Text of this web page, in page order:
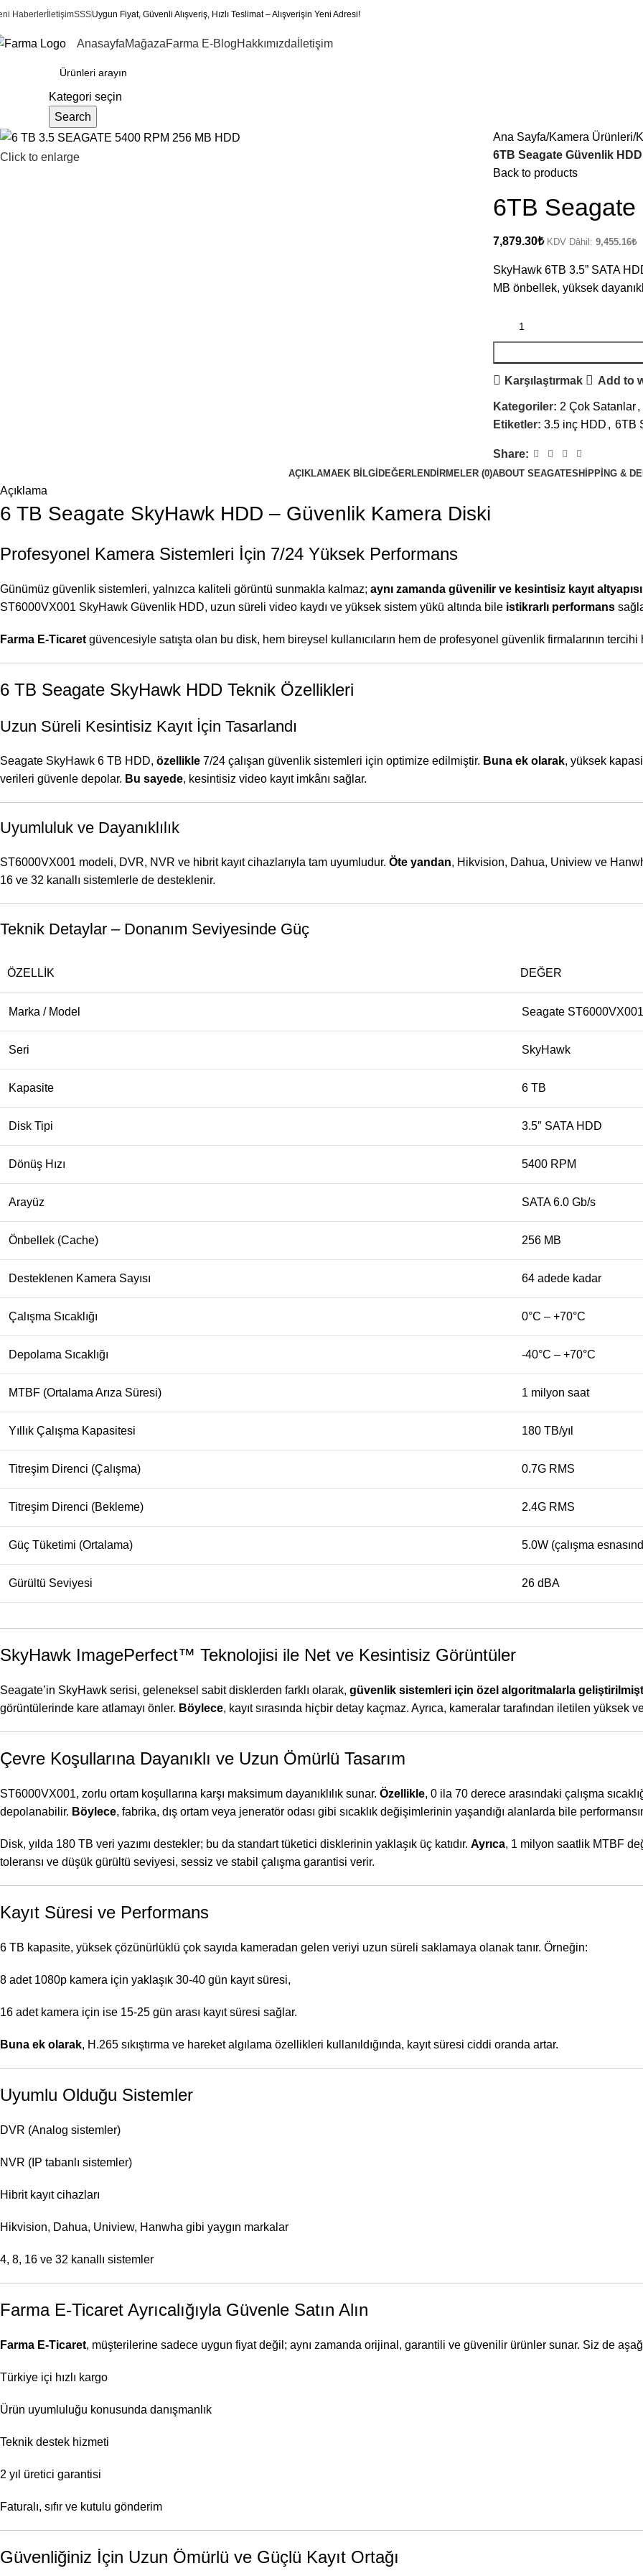
Haberler İletişimSSSUygun Fiyat, Güvenli Alışveriş, Hızlı Teslimat – Alışverişin Yeni Adresi!
AnasayfaMağazaFarma E-BlogHakkımızda İletişim
Kategori seçin
Search
Click to enlarge
Ana Sayfa Kamera Ürünleri
6TB Seagate Güvenlik HDD
Back to products
6TB
7,879.30₺ KDV Dâhil: 9,455.16₺
SkyHawk 6TB 3.5” SATA
MB önbellek, yüksek
Karşılaştırmak Add to
Kategoriler: 2 Çok Satanlar,
Etiketler: 3.5 inç HDD , 6TB
Share:
AÇIKLAMAEK BILGI DEĞERLENDIRMELER (0)ABOUT SEAGATESHIPPING &
Açıklama
6 TB Seagate SkyHawk HDD – Güvenlik Kamera Diski
Profesyonel Kamera Sistemleri İçin 7/24 Yüksek Performans
Günümüz güvenlik sistemleri, yalnızca kaliteli görüntü sunmakla kalmaz; aynı zamanda güvenilir ve kesintisiz kayıt altyapısı
ST6000VX001 SkyHawk Güvenlik HDD, uzun süreli video kaydı ve yüksek sistem yükü altında bile istikrarlı performans
Farma E-Ticaret güvencesiyle satışta olan bu disk, hem bireysel kullanıcıların hem de profesyonel güvenlik firmalarının
6 TB Seagate SkyHawk HDD Teknik Özellikleri
Uzun Süreli Kesintisiz Kayıt İçin Tasarlandı
Seagate SkyHawk 6 TB HDD, özellikle 7/24 çalışan güvenlik sistemleri için optimize edilmiştir. Buna ek olarak, yüksek
verileri güvenle depolar. Bu sayede, kesintisiz video kayıt imkânı sağlar.
Uyumluluk ve Dayanıklılık
ST6000VX001 modeli, DVR, NVR ve hibrit kayıt cihazlarıyla tam uyumludur. Öte yandan, Hikvision, Dahua, Uniview ve
16 ve 32 kanallı sistemlerle de desteklenir.
Teknik Detaylar – Donanım Seviyesinde Güç
ÖZELLIK DEĞER
Marka / Model Seagate ST6000VX001
Seri SkyHawk
Kapasite 6 TB
Disk Tipi 3.5″ SATA HDD
Dönüş Hızı 5400 RPM
Arayüz SATA 6.0 Gb/s
Önbellek (Cache) 256 MB
Desteklenen Kamera Sayısı 64 adede kadar
Çalışma Sıcaklığı 0°C – +70°C
Depolama Sıcaklığı -40°C – +70°C
MTBF (Ortalama Arıza Süresi) 1 milyon saat
Yıllık Çalışma Kapasitesi 180 TB/yıl
Titreşim Direnci (Çalışma) 0.7G RMS
Titreşim Direnci (Bekleme) 2.4G RMS
Güç Tüketimi (Ortalama) 5.0W (çalışma
Gürültü Seviyesi 26 dBA
SkyHawk ImagePerfect™ Teknolojisi ile Net ve Kesintisiz Görüntüler
Seagate’in SkyHawk serisi, geleneksel sabit disklerden farklı olarak, güvenlik sistemleri için özel algoritmalarla
görüntülerinde kare atlamayı önler. Böylece, kayıt sırasında hiçbir detay kaçmaz. Ayrıca, kameralar tarafından iletilen yüksek
Çevre Koşullarına Dayanıklı ve Uzun Ömürlü Tasarım
ST6000VX001, zorlu ortam koşullarına karşı maksimum dayanıklılık sunar. Özellikle, 0 ila 70 derece arasındaki çalışma
depolanabilir. Böylece, fabrika, dış ortam veya jeneratör odası gibi sıcaklık değişimlerinin yaşandığı alanlarda bile
Disk, yılda 180 TB veri yazımı destekler; bu da standart tüketici disklerinin yaklaşık üç katıdır. Ayrıca, 1 milyon saatlik MTBF
toleransı ve düşük gürültü seviyesi, sessiz ve stabil çalışma garantisi verir.
Kayıt Süresi ve Performans
6 TB kapasite, yüksek çözünürlüklü çok sayıda kameradan gelen veriyi uzun süreli saklamaya olanak tanır. Örneğin:
8 adet 1080p kamera için yaklaşık 30-40 gün kayıt süresi,
16 adet kamera için ise 15-25 gün arası kayıt süresi sağlar.
Buna ek olarak, H.265 sıkıştırma ve hareket algılama özellikleri kullanıldığında, kayıt süresi ciddi oranda artar.
Uyumlu Olduğu Sistemler
DVR (Analog sistemler)
NVR (IP tabanlı sistemler)
Hibrit kayıt cihazları
Hikvision, Dahua, Uniview, Hanwha gibi yaygın markalar
4, 8, 16 ve 32 kanallı sistemler
Farma E-Ticaret Ayrıcalığıyla Güvenle Satın Alın
Farma E-Ticaret, müşterilerine sadece uygun fiyat değil; aynı zamanda orijinal, garantili ve güvenilir ürünler sunar. Siz de
Türkiye içi hızlı kargo
Ürün uyumluluğu konusunda danışmanlık
Teknik destek hizmeti
2 yıl üretici garantisi
Faturalı, sıfır ve kutulu gönderim
Güvenliğiniz İçin Uzun Ömürlü ve Güçlü Kayıt Ortağı